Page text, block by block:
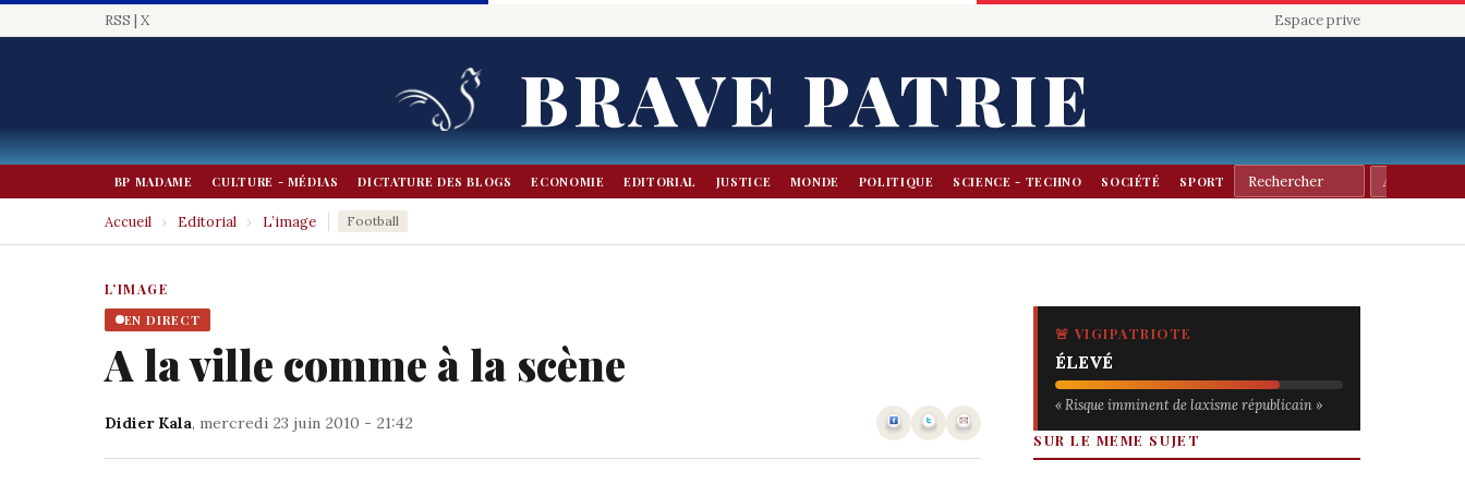
RSS | X Espace prive
BRAVE PATRIE
BP MADAME CULTURE - MÉDIAS DICTATURE DES BLOGS ECONOMIE EDITORIAL JUSTICE MONDE POLITIQUE SCIENCE - TECHNO SOCIÉTÉ SPORT
Accueil › Editorial › L’image Football
L’IMAGE
EN DIRECT
A la ville comme à la scène
Didier Kala, mercredi 23 juin 2010 - 21:42
🚨 VIGIPATRIOTE
ÉLEVÉ
« Risque imminent de laxisme républicain »
SUR LE MEME SUJET